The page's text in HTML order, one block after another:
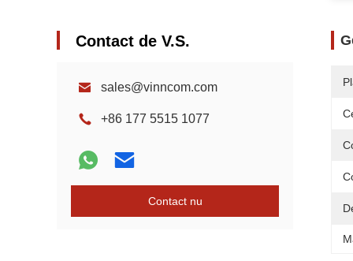
Contact de V.S.
sales@vinncom.com
+86 177 5515 1077
Contact nu